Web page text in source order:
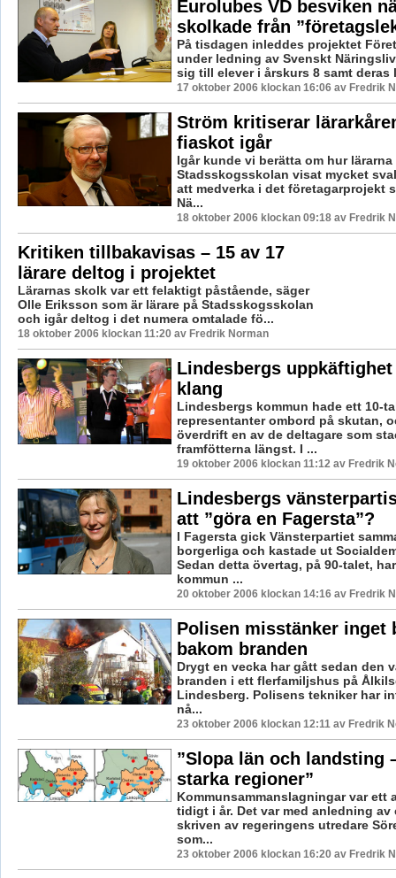
Eurolubes VD besviken
skolkade från
På tisdagen inleddes projektet
under ledning av Svenskt
sig till elever i årskurs 8 samt deras
17 oktober 2006 klockan 16:06 av Fredrik
Ström kritiserar
fiaskot igår
Igår kunde vi berätta om hur lärarna
Stadsskogsskolan visat mycket
att medverka i det företagarprojekt
Nä...
18 oktober 2006 klockan 09:18 av Fredrik
Kritiken tillbakavisas – 15 av 17
lärare deltog i projektet
Lärarnas skolk var ett felaktigt påstående, säger
Olle Eriksson som är lärare på Stadsskogsskolan
och igår deltog i det numera omtalade fö...
18 oktober 2006 klockan 11:20 av Fredrik Norman
Lindesbergs
klang
Lindesbergs kommun hade ett 10-
representanter ombord på skutan,
överdrift en av de deltagare som
framfötterna längst. I ...
19 oktober 2006 klockan 11:12 av Fredrik
Lindesbergs
att ”göra en Fagersta”?
I Fagersta gick Vänsterpartiet
borgerliga och kastade ut
Sedan detta övertag, på 90-talet,
kommun ...
20 oktober 2006 klockan 14:16 av Fredrik
Polisen misstänker inget
bakom branden
Drygt en vecka har gått sedan den
branden i ett flerfamiljshus på
Lindesberg. Polisens tekniker har
nå...
23 oktober 2006 klockan 12:11 av Fredrik
”Slopa län och landsting
starka regioner”
Kommunsammanslagningar var ett
tidigt i år. Det var med anledning av
skriven av regeringens utredare
som...
23 oktober 2006 klockan 16:20 av Fredrik